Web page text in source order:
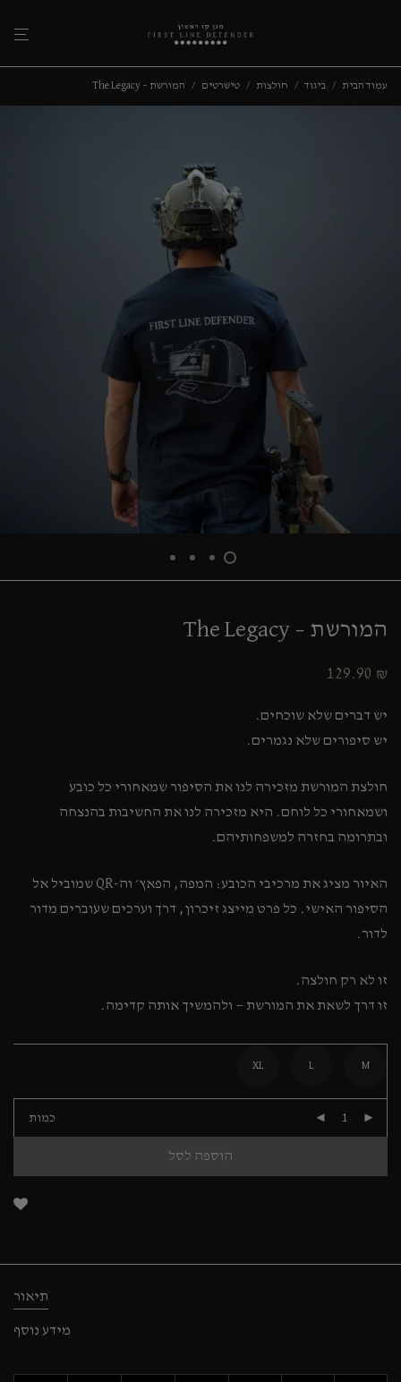
עמוד הבית / ביגוד / חולצות / טישרטים / המורשת – The Legacy
המורשת – The Legacy
129.90 ₪
יש דברים שלא שוכחים.
יש סיפורים שלא נגמרים.
חולצת המורשת מזכירה לנו את הסיפור שמאחורי כל כובע
ושמאחורי כל לוחם. היא מזכירה לנו את החשיבות בהנצחה
ובתרומה בחזרה למשפחותיהם.
האיור מציג את מרכיבי הכובע: המפה, הפאץ׳ וה-QR שמוביל אל
הסיפור האישי. כל פרט מייצג זיכרון, דרך וערכים שעוברים מדור
לדור.
זו לא רק חולצה.
זו דרך לשאת את המורשת — ולהמשיך אותה קדימה.
M
L
XL
כמות
הוספה לסל
תיאור
מידע נוסף